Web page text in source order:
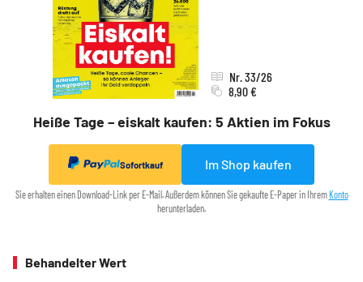
Heiße Tage – eiskalt kaufen: 5 Aktien im Fokus
Nr. 33/26
8,90 €
Sofortkauf Im Shop kaufen
Sie erhalten einen Download-Link per E-Mail. Außerdem können Sie gekaufte E-Paper in Ihrem Konto
herunterladen.
Behandelter Wert